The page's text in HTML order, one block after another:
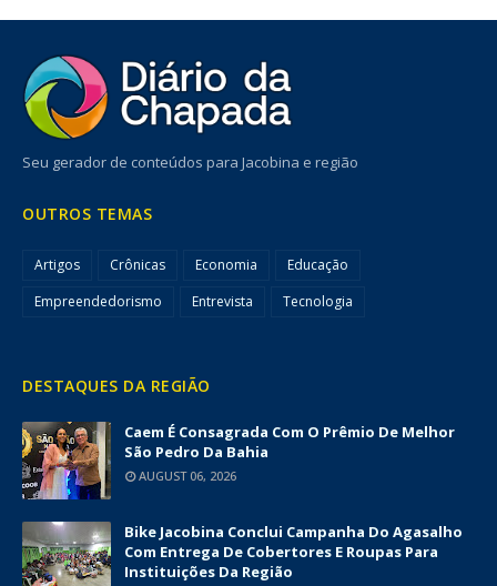
Seu gerador de conteúdos para Jacobina e região
OUTROS TEMAS
Artigos Crônicas Economia
Educação
Empreendedorismo
Entrevista Tecnologia
DESTAQUES DA REGIÃO
Caem É Consagrada Com O Prêmio De Melhor
São Pedro Da Bahia
AUGUST 06, 2026
Bike Jacobina Conclui Campanha Do Agasalho
Com Entrega De Cobertores E Roupas Para
Instituições Da Região